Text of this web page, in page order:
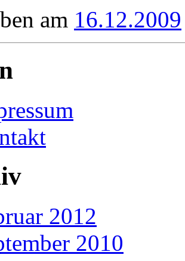
am 16.12.2009
2012
2010